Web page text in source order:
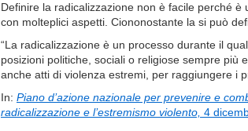
Definire la radicalizzazione non è facile perché è
con molteplici aspetti. Ciononostante la si può
“La radicalizzazione è un processo durante il
posizioni politiche, sociali o religiose sempre più
anche atti di violenza estremi, per raggiungere i
In: Piano d’azione nazionale per prevenire e
radicalizzazione e l’estremismo violento, 4